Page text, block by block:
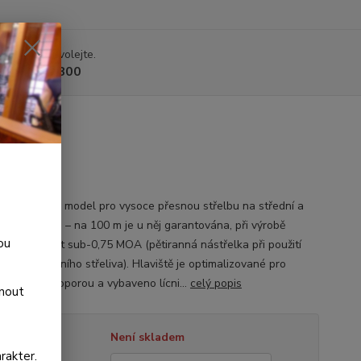
rady? Zavolejte.
375 800
i lovecký model pro vysoce přesnou střelbu na střední a
vzdálenosti – na 100 m je u něj garantována, při výrobě
přesnost sub-0,75 MOA (pětiranná nástřelka při použití
grade továrního střeliva). Hlaviště je optimalizované pro
střelbu s oporou a vybaveno lícni... celý popis
Není skladem